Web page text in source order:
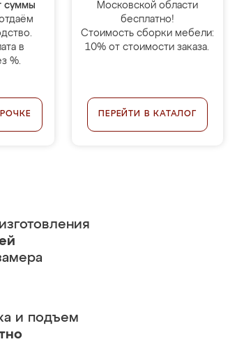
суммы
в
%.
Московской области
бесплатно!
Стоимость сборки мебели:
10% от стоимости заказа.
ПЕРЕЙТИ В КАТАЛОГ
и подъем